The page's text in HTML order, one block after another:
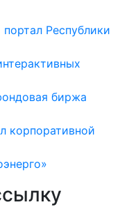
Республики
биржа
корпоративной